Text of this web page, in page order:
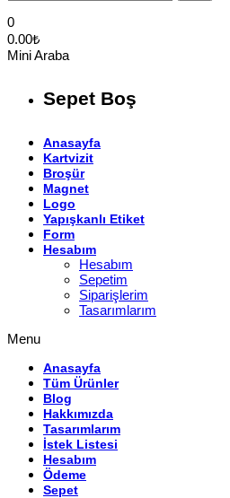
0
0.00₺
Mini Araba
Sepet Boş
Anasayfa
Kartvizit
Broşür
Magnet
Logo
Yapışkanlı Etiket
Form
Hesabım
Hesabım
Sepetim
Siparişlerim
Tasarımlarım
Menu
Anasayfa
Tüm Ürünler
Blog
Hakkımızda
Tasarımlarım
İstek Listesi
Hesabım
Ödeme
Sepet